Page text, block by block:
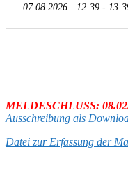
07.08.2026 12:39 -
MELDESCHLUSS:
Ausschreibung als
Datei zur Erfassung der